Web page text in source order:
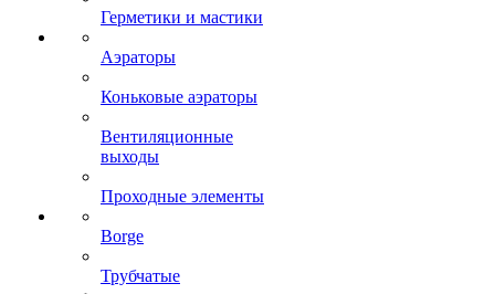
Герметики и мастики
Аэраторы
Коньковые аэраторы
Вентиляционные
выходы
Проходные элементы
Borge
Трубчатые